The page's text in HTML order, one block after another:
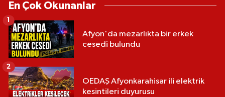
En Çok Okunanlar
Afyon'da mezarlıkta bir erkek
cesedi bulundu
1
OEDAŞ Afyonkarahisar ili elektrik
kesintileri duyurusu
2